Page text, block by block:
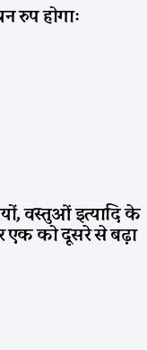
रुप होगाः
वस्तुओं इत्यादि के
एक को दूसरे से बढ़ा